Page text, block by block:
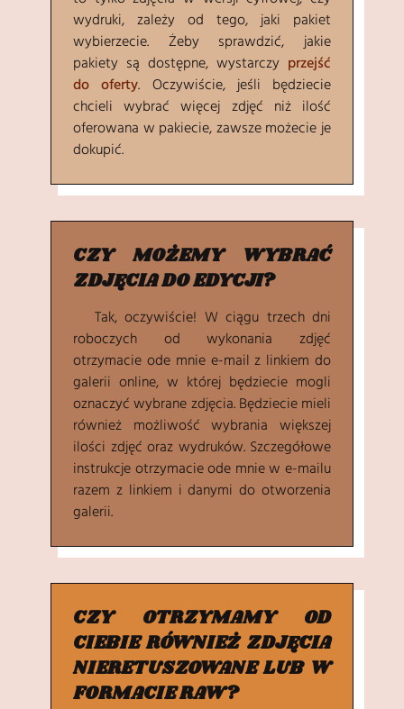
wydruki, zależy od tego, jaki pakiet
wybierzecie. Żeby sprawdzić, jakie
pakiety są dostępne, wystarczy przejść
do oferty. Oczywiście, jeśli będziecie
chcieli wybrać więcej zdjęć niż ilość
oferowana w pakiecie, zawsze możecie je
dokupić.
CZY MOŻEMY WYBRAĆ
ZDJĘCIA DO EDYCJI?
Tak, oczywiście! W ciągu trzech dni
roboczych od wykonania zdjęć
otrzymacie ode mnie e-mail z linkiem do
galerii online, w której będziecie mogli
oznaczyć wybrane zdjęcia. Będziecie mieli
również możliwość wybrania większej
ilości zdjęć oraz wydruków. Szczegółowe
instrukcje otrzymacie ode mnie w e-mailu
razem z linkiem i danymi do otworzenia
galerii.
CZY OTRZYMAMY OD
CIEBIE RÓWNIEŻ ZDJĘCIA
NIERETUSZOWANE LUB W
FORMACIE RAW?